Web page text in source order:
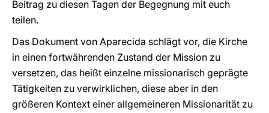
Beitrag zu diesen Tagen der Begegnung mit euch
teilen.
Das Dokument von Aparecida schlägt vor, die Kirche
in einen fortwährenden Zustand der Mission zu
versetzen, das heißt einzelne missionarisch geprägte
Tätigkeiten zu verwirklichen, diese aber in den
größeren Kontext einer allgemeineren Missionarität zu